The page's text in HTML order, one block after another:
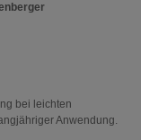
bei leichten
Anwendung.